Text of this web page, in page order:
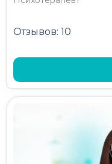
Отзывов: 10